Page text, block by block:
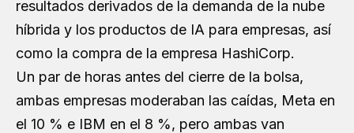
resultados derivados de la demanda de la nube
híbrida y los productos de IA para empresas, así
como la compra de la empresa HashiCorp.
Un par de horas antes del cierre de la bolsa,
ambas empresas moderaban las caídas, Meta en
el 10 % e IBM en el 8 %, pero ambas van